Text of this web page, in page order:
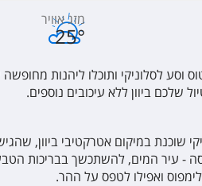
מזג אוויר
25°
וסע לסלוניקי ותוכלו ליהנות
שלכם ביוון ללא עיכובים נוספים.
שוכנת במיקום אטרקטיבי ביוון,
- עיר המים, להשתכשך בבריכות
ואפילו לטפס על ההר.